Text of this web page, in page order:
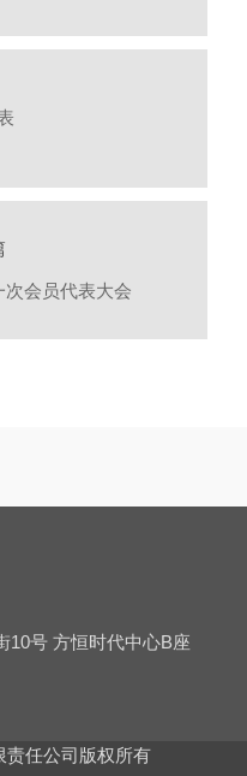
会员代表大会
10号 方恒时代中心B座
任公司版权所有